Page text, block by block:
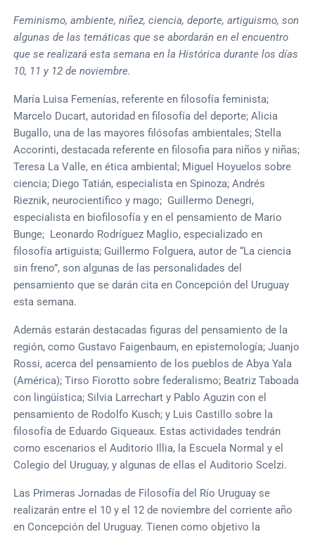
Feminismo, ambiente, niñez, ciencia, deporte, artiguismo, son
algunas de las temáticas que se abordarán en el encuentro
que se realizará esta semana en la Histórica durante los días
10, 11 y 12 de noviembre.
María Luisa Femenías, referente en filosofía feminista;
Marcelo Ducart, autoridad en filosofía del deporte; Alicia
Bugallo, una de las mayores filósofas ambientales; Stella
Accorinti, destacada referente en filosofia para niños y niñas;
Teresa La Valle, en ética ambiental; Miguel Hoyuelos sobre
ciencia; Diego Tatián, especialista en Spinoza; Andrés
Rieznik, neurocientífico y mago; Guillermo Denegri,
especialista en biofilosofía y en el pensamiento de Mario
Bunge; Leonardo Rodríguez Maglio, especializado en
filosofía artiguista; Guillermo Folguera, autor de “La ciencia
sin freno”, son algunas de las personalidades del
pensamiento que se darán cita en Concepción del Uruguay
esta semana.
Además estarán destacadas figuras del pensamiento de la
región, como Gustavo Faigenbaum, en epistemología; Juanjo
Rossi, acerca del pensamiento de los pueblos de Abya Yala
(América); Tirso Fiorotto sobre federalismo; Beatriz Taboada
con lingüística; Silvia Larrechart y Pablo Aguzin con el
pensamiento de Rodolfo Kusch; y Luis Castillo sobre la
filosofía de Eduardo Giqueaux. Estas actividades tendrán
como escenarios el Auditorio Illia, la Escuela Normal y el
Colegio del Uruguay, y algunas de ellas el Auditorio Scelzi.
Las Primeras Jornadas de Filosofía del Río Uruguay se
realizarán entre el 10 y el 12 de noviembre del corriente año
en Concepción del Uruguay. Tienen como objetivo la